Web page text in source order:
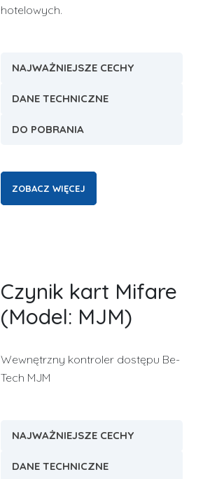
hotelowych.
NAJWAŻNIEJSZE CECHY
DANE TECHNICZNE
DO POBRANIA
ZOBACZ WIĘCEJ
Czynik kart Mifare
(Model: MJM)
Wewnętrzny kontroler dostępu Be-
Tech MJM
NAJWAŻNIEJSZE CECHY
DANE TECHNICZNE